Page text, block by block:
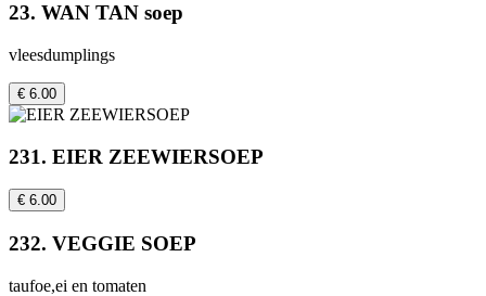
23. WAN TAN soep
vleesdumplings
€ 6.00
231. EIER ZEEWIERSOEP
€ 6.00
232. VEGGIE SOEP
taufoe,ei en tomaten